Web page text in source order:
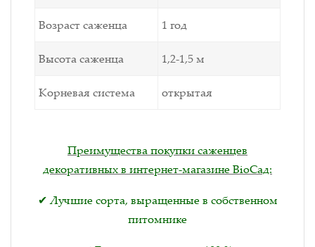
Возраст саженца 1 год
Высота саженца 1,2-1,5 м
Корневая система открытая
Преимущества покупки саженцев
декоративных в интернет-магазине BioСад:
✔ Лучшие сорта, выращенные в собственном
питомнике